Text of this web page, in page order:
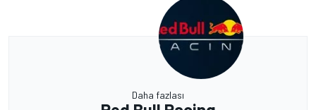
Daha fazlası